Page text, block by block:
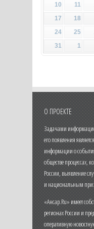
10
11
17
18
24
25
31
1
О ПРОЕКТЕ
Задачами
его появления
информации о
обществе процессах,
России, выявление
и национальным
«Ансар.Ru» имеет
регионах России и
оперативную